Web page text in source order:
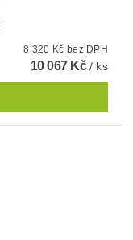
8 320 Kč bez DPH
10 067 Kč/ ks